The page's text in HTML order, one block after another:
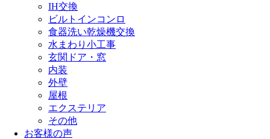
IH交換
ビルトインコンロ
食器洗い乾燥機交換
水まわり小工事
玄関ドア・窓
内装
外壁
屋根
エクステリア
その他
お客様の声